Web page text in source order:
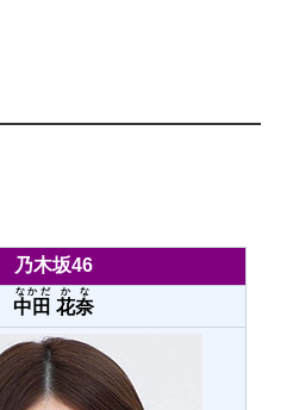
乃木坂46
中田
なかだ
花奈
かな